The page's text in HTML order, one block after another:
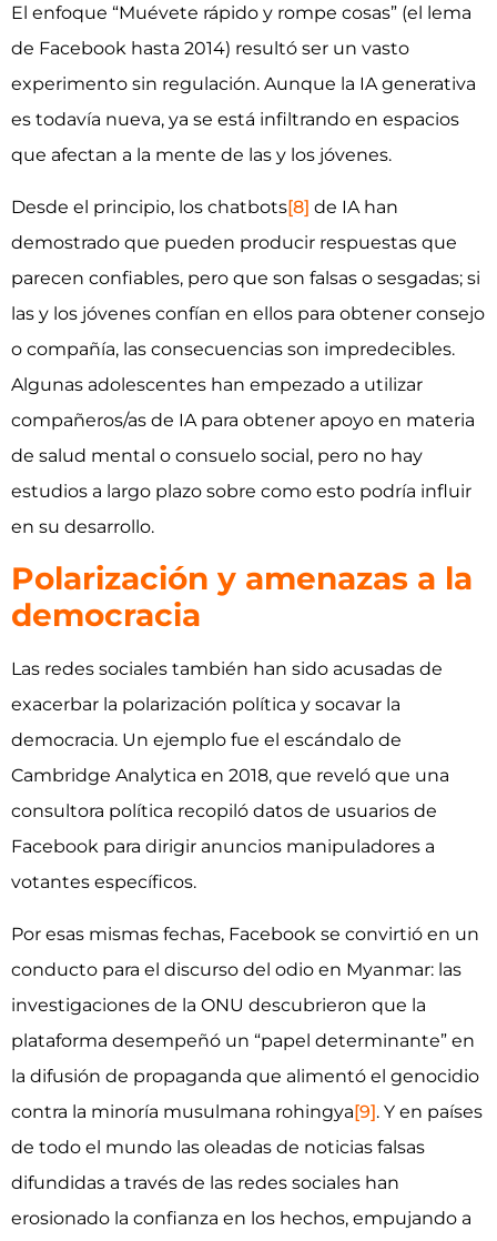
El enfoque “Muévete rápido y rompe cosas” (el lema
de Facebook hasta 2014) resultó ser un vasto
experimento sin regulación. Aunque la IA generativa
es todavía nueva, ya se está infiltrando en espacios
que afectan a la mente de las y los jóvenes.
Desde el principio, los chatbots[8] de IA han
demostrado que pueden producir respuestas que
parecen confiables, pero que son falsas o sesgadas; si
las y los jóvenes confían en ellos para obtener consejo
o compañía, las consecuencias son impredecibles.
Algunas adolescentes han empezado a utilizar
compañeros/as de IA para obtener apoyo en materia
de salud mental o consuelo social, pero no hay
estudios a largo plazo sobre como esto podría influir
en su desarrollo.
Polarización y amenazas a la
democracia
Las redes sociales también han sido acusadas de
exacerbar la polarización política y socavar la
democracia. Un ejemplo fue el escándalo de
Cambridge Analytica en 2018, que reveló que una
consultora política recopiló datos de usuarios de
Facebook para dirigir anuncios manipuladores a
votantes específicos.
Por esas mismas fechas, Facebook se convirtió en un
conducto para el discurso del odio en Myanmar: las
investigaciones de la ONU descubrieron que la
plataforma desempeñó un “papel determinante” en
la difusión de propaganda que alimentó el genocidio
contra la minoría musulmana rohingya[9]. Y en países
de todo el mundo las oleadas de noticias falsas
difundidas a través de las redes sociales han
erosionado la confianza en los hechos, empujando a